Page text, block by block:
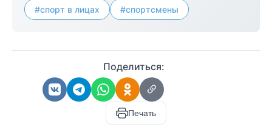
#спорт в лицах #спортсмены
Поделиться:
Печать